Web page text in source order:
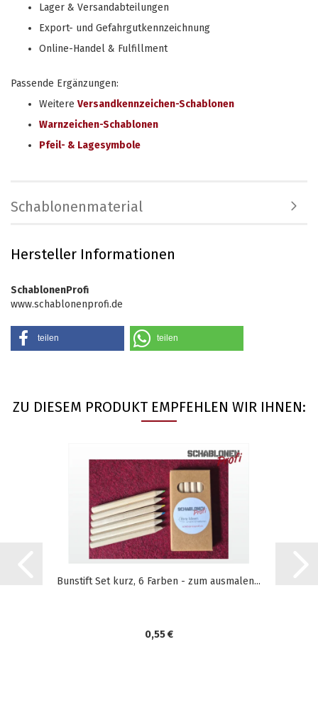
Lager & Versandabteilungen
Export- und Gefahrgutkennzeichnung
Online-Handel & Fulfillment
Passende Ergänzungen:
Weitere Versandkennzeichen-Schablonen
Warnzeichen-Schablonen
Pfeil- & Lagesymbole
Schablonenmaterial
Hersteller Informationen
SchablonenProfi
www.schablonenprofi.de
teilen teilen
ZU DIESEM PRODUKT EMPFEHLEN WIR IHNEN:
Bunstift Set kurz, 6 Farben - zum ausmalen...
0,55 €